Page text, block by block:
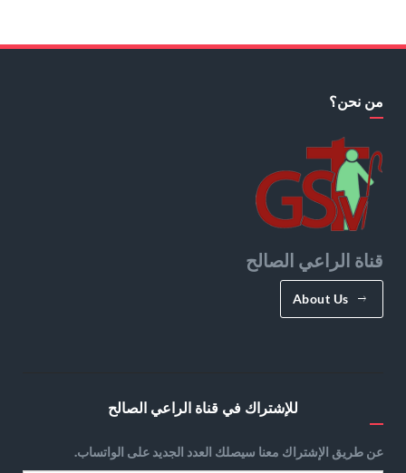
من نحن؟
قناة الراعي الصالح
About Us
للإشتراك في قناة الراعي الصالح
عن طريق الإشتراك معنا سيصلك العدد الجديد على الواتساب.